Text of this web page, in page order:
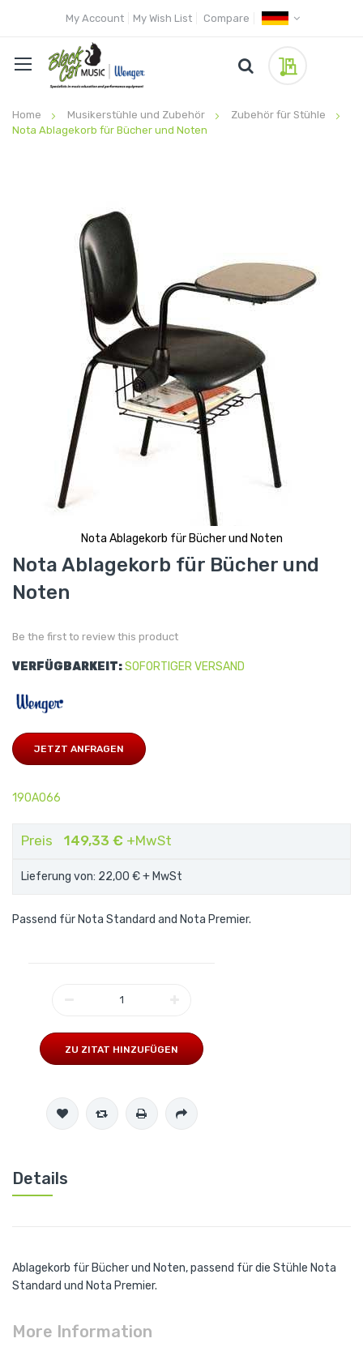
My Account My Wish List Compare
Home Musikerstühle und Zubehör
Zubehör für Stühle
Nota Ablagekorb für Bücher und Noten
Nota Ablagekorb für Bücher und Noten
Skip
to
beginning
of
gallery
Nota Ablagekorb für Bücher und
Noten
Be the first to review this product
VERFÜGBARKEIT:SOFORTIGER VERSAND
JETZT ANFRAGEN
190A066
Preis 149,33 € +MwSt
Lieferung von: 22,00 €+ MwSt
Passend für Nota Standard and Nota Premier.
ZU ZITAT HINZUFÜGEN
Details
Ablagekorb für Bücher und Noten, passend für die Stühle Nota
Standard und Nota Premier.
More Information